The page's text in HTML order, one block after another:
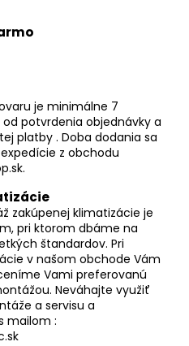
ý
u
je minimálne 7
potvrdenia objednávky a
platby . Doba dodania sa
z obchodu
zakúpenej klimatizácie je
pri ktorom dbáme na
štandardov. Pri
v našom obchode Vám
Vami preferovanú
Neváhajte využiť
a servisu a
mailom :